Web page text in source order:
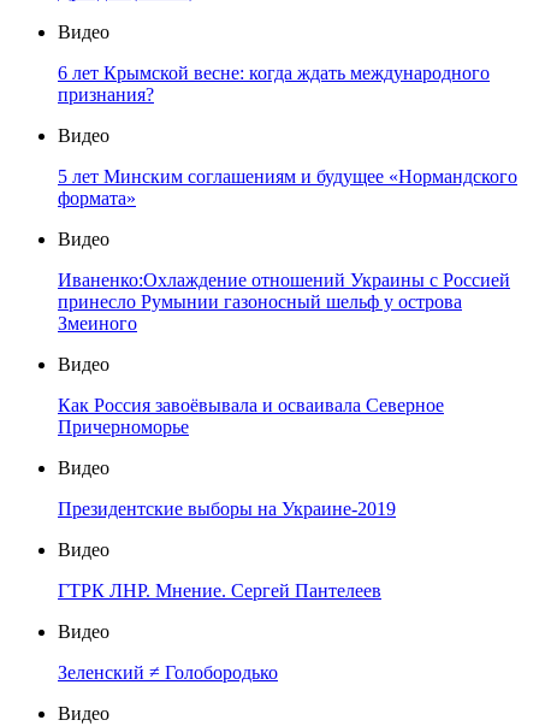
Видео
6 лет Крымской весне: когда ждать международного
признания?
Видео
5 лет Минским соглашениям и будущее «Нормандского
формата»
Видео
Иваненко:Охлаждение отношений Украины с Россией
принесло Румынии газоносный шельф у острова
Змеиного
Видео
Как Россия завоёвывала и осваивала Северное
Причерноморье
Видео
Президентские выборы на Украине-2019
Видео
ГТРК ЛНР. Мнение. Сергей Пантелеев
Видео
Зеленский ≠ Голобородько
Видео